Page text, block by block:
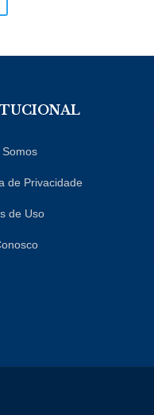
de Privacidade
de Uso